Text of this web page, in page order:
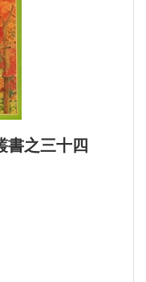
書之三十四